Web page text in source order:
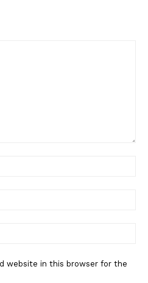
website in this browser for the